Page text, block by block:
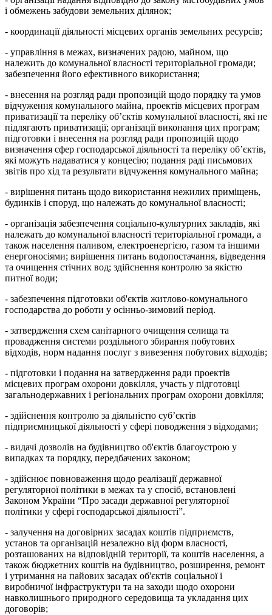
і обмежень забудови земельних ділянок;
- координації діяльності місцевих органів земельних ресурсів;
- управління в межах, визначених радою, майном, що
належить до комунальної власності територіальної громади;
забезпечення його ефективного використання;
- внесення на розгляд ради пропозицій щодо порядку та умов
відчуження комунального майна, проектів місцевих програм
приватизації та переліку об’єктів комунальної власності, які не
підлягають приватизації; організації виконання цих програм;
підготовки і внесення на розгляд ради пропозицій щодо
визначення сфер господарської діяльності та переліку об’єктів,
які можуть надаватися у концесію; подання раді письмових
звітів про хід та результати відчуження комунального майна;
- вирішення питань щодо використання нежилих приміщень,
будинків і споруд, що належать до комунальної власності;
- організація забезпечення соціально-культурних закладів, які
належать до комунальної власності територіальної громади, а
також населення паливом, електроенергією, газом та іншими
енергоносіями; вирішення питань водопостачання, відведення
та очищення стічних вод; здійснення контролю за якістю
питної води;
- забезпечення підготовки об'єктів житлово-комунального
господарства до роботи у осінньо-зимовий період.
- затвердження схем санітарного очищення селища та
провадження системи роздільного збирання побутових
відходів, норм надання послуг з вивезення побутових відходів;
- підготовки і подання на затвердження ради проектів
місцевих програм охорони довкілля, участь у підготовці
загальнодержавних і регіональних програм охорони довкілля;
- здійснення контролю за діяльністю суб’єктів
підприємницької діяльності у сфері поводження з відходами;
- видачі дозволів на будівництво об'єктів благоустрою у
випадках та порядку, передбачених законом;
- здійснює повноваження щодо реалізації державної
регуляторної політики в межах та у спосіб, встановлені
Законом України “Про засади державної регуляторної
політики у сфері господарської діяльності”.
- залучення на договірних засадах коштів підприємств,
установ та організацій незалежно від форм власності,
розташованих на відповідній території, та коштів населення, а
також бюджетних коштів на будівництво, розширення, ремонт
і утримання на пайових засадах об'єктів соціальної і
виробничої інфраструктури та на заходи щодо охорони
навколишнього природного середовища та укладання цих
договорів;